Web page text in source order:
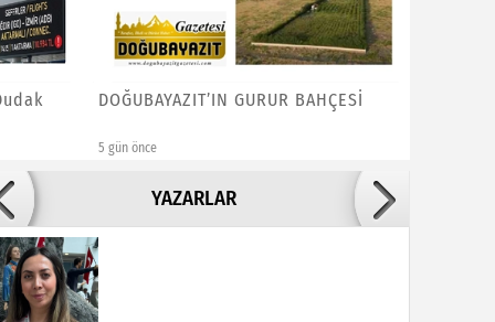
DOĞUBAYAZIT’IN GURUR BAHÇESİ
5 gün önce
YAZARLAR
Bu Şehrin Ortasında Çürüyen Bir Yapı Var